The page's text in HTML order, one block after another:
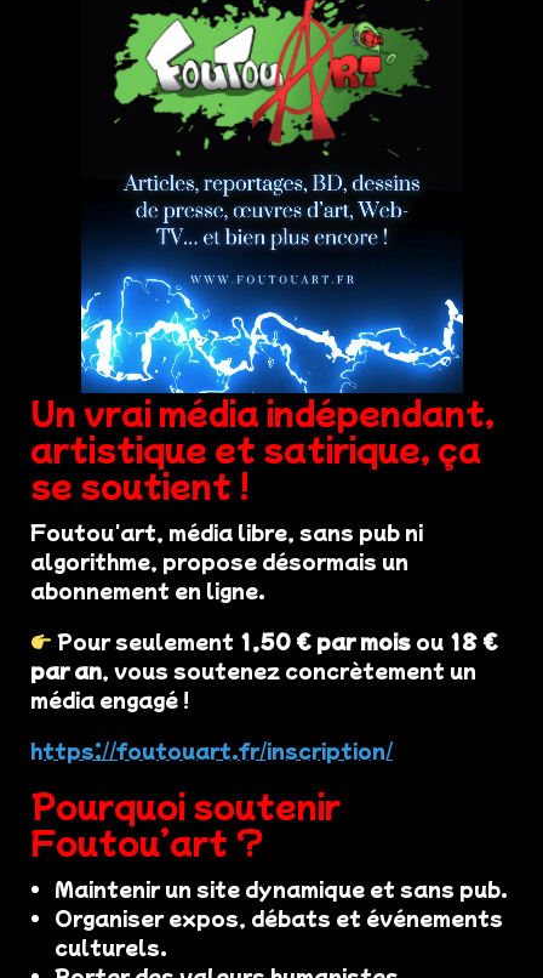
Un vrai média indépendant,
artistique et satirique, ça
se soutient !
Foutou'art, média libre, sans pub ni
algorithme, propose désormais un
abonnement en ligne.
Pour seulement 1,50 € par mois ou 18 €
par an, vous soutenez concrètement un
média engagé !
https://foutouart.fr/inscription/
Pourquoi soutenir
Foutou’art ?
Maintenir un site dynamique et sans pub.
Organiser expos, débats et événements
culturels.